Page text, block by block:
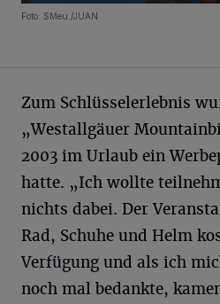
Foto: SMeu./JUAN
Zum Schlüsselerlebnis
„Westallgäuer
2003 im Urlaub ein
hatte. „Ich wollte
nichts dabei. Der
Rad, Schuhe und Helm
Verfügung und als ich
noch mal bedankte,